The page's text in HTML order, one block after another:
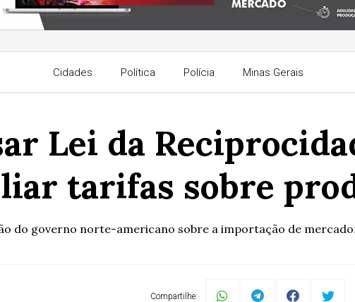
Cidades Política Polícia Minas Gerais
Lei da
tarifas sobre
do governo norte-americano sobre a importação de
Compartilhe: